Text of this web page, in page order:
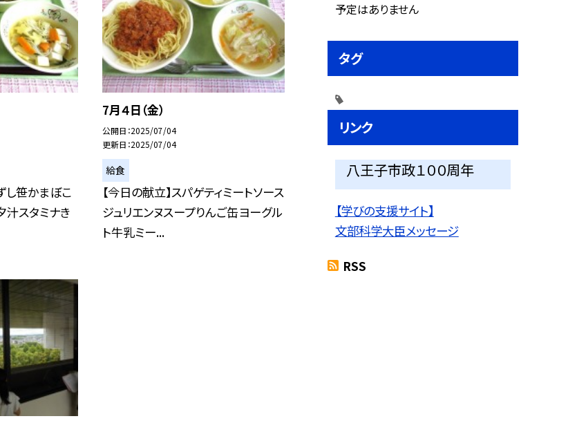
し笹かまぼこ
汁スタミナき
7月４日（金）
公開日 2025/07/04
更新日 2025/07/04
給食
【今日の献立】スパゲティミートソース
ジュリエンヌスープりんご缶ヨーグル
ト牛乳ミー...
予定はありません
タグ
リンク
八王子市政１００周年
【学びの支援サイト】
文部科学大臣メッセージ
RSS